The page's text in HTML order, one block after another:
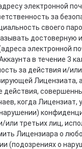
электронной
за
своего
электронной
в течение 3
за действия и/
когда
третьих лиц,
Лицензиара о
(подозрениях о